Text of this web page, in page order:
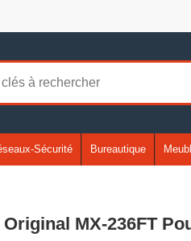
Sécurité Bureautique
MX-236FT